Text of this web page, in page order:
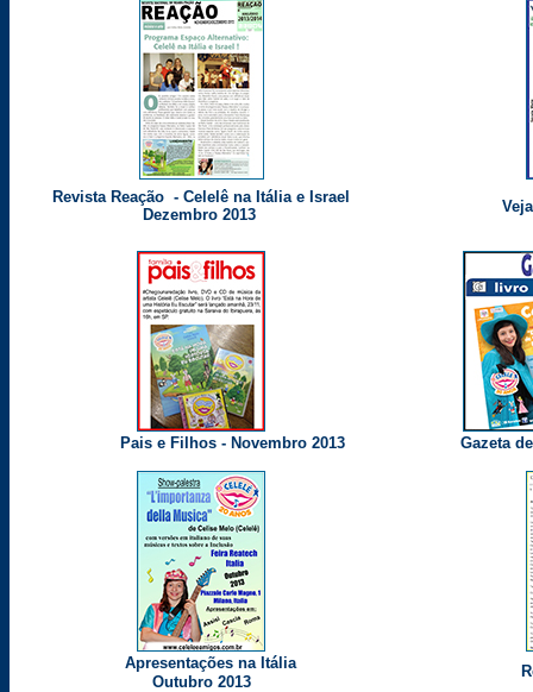
Revista Reação - Celelê na Itália e Israel
Dezembro 2013
Pais e Filhos - Novembro 2013 Gazeta
Apresentações na Itália
Outubro 2013